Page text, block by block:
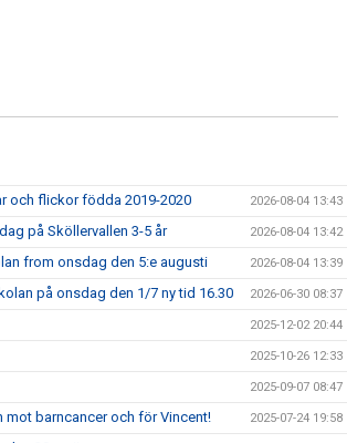
och flickor födda 2019-2020 2026-08-04 13:43
på Sköllervallen 3-5 år 2026-08-04 13:42
from onsdag den 5:e augusti 2026-08-04 13:39
på onsdag den 1/7 ny tid 16.30 2026-06-30 08:37
2025-12-02 20:44
2025-10-26 12:33
2025-09-07 08:47
mot barncancer och för Vincent! 2025-07-24 19:58